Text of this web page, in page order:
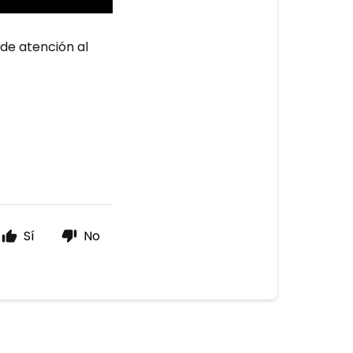
atención al
Sí No